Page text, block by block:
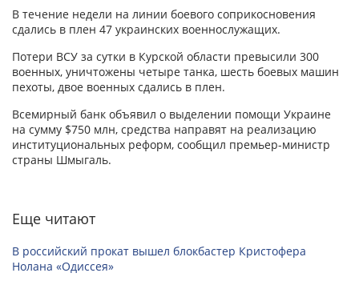
В течение недели на линии боевого соприкосновения
сдались в плен 47 украинских военнослужащих.
Потери ВСУ за сутки в Курской области превысили 300
военных, уничтожены четыре танка, шесть боевых машин
пехоты, двое военных сдались в плен.
Всемирный банк объявил о выделении помощи Украине
на сумму $750 млн, средства направят на реализацию
институциональных реформ, сообщил премьер-министр
страны Шмыгаль.
Еще читают
В российский прокат вышел блокбастер Кристофера
Нолана «Одиссея»